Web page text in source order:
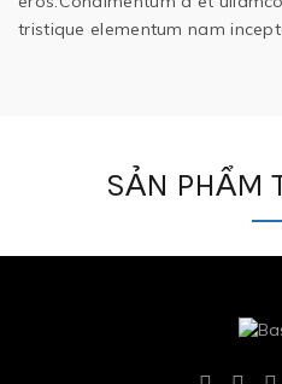
tristique elementum nam
SẢN PHẨM